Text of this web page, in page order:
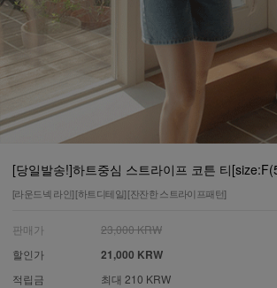
[당일발송!]하트중심 스트라이프 코튼 티
[라운드넥 라인] [하트디테일] [잔잔한 스트라이프패턴]
판매가
23,000 KRW
할인가
21,000 KRW
적립금 최대 210 KRW